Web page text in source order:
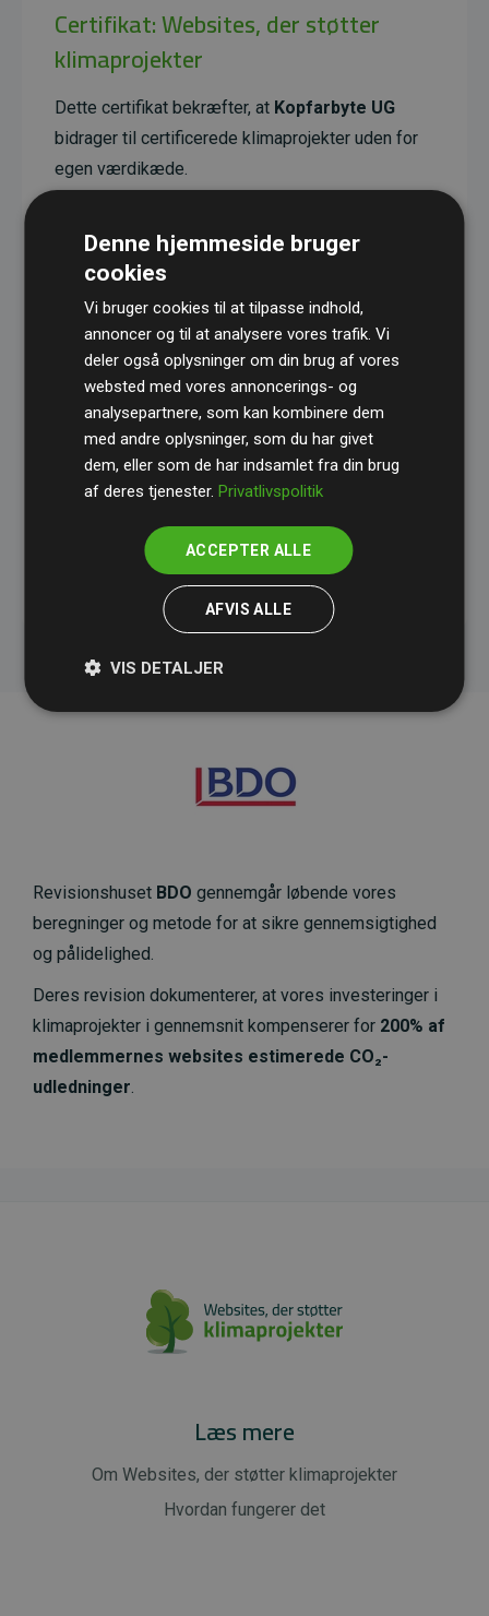
Certifikat: Websites, der støtter
klimaprojekter
Dette certifikat bekræfter, at Kopfarbyte UG
bidrager til certificerede klimaprojekter uden for
egen værdikæde.
reducerende effekt, som i gennemsnit svarer til
dobbelt så meget CO₂ som den estimerede
Alle projekter er verificeret gennem Gold
Standard– en international ordning, der sikrer høj
kvalitet og gennemsigtighed i klimainvesteringer.
Du kan læse mere om de konkrete projekter
initiativet Websites, der støtter klimaprojekter
Revisionshuset BDO gennemgår løbende vores
beregninger og metode for at sikre gennemsigtighed
og pålidelighed.
Deres revision dokumenterer, at vores investeringer i
klimaprojekter i gennemsnit kompenserer for 200% af
medlemmernes websites estimerede CO₂-
udledninger.
Læs mere
Om Websites, der støtter klimaprojekter
Hvordan fungerer det
Denne hjemmeside bruger
cookies
Vi bruger cookies til at tilpasse indhold,
annoncer og til at analysere vores trafik. Vi
deler også oplysninger om din brug af vores
websted med vores annoncerings- og
analysepartnere, som kan kombinere dem
med andre oplysninger, som du har givet
dem, eller som de har indsamlet fra din brug
af deres tjenester.Privatlivspolitik
ACCEPTER ALLE
AFVIS ALLE
VIS DETALJER